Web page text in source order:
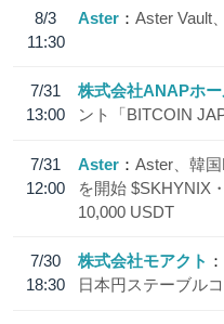
8/3
11:30
Aster Aster Vault
7/31
13:00
株式会社ANAPホ
ント「BITCOIN
7/31
12:00
Aster
Aster、韓
を開始 $SKHYNIX
10,000 USDT
7/30
18:30
株式会社モアクト
日本円ステーブル